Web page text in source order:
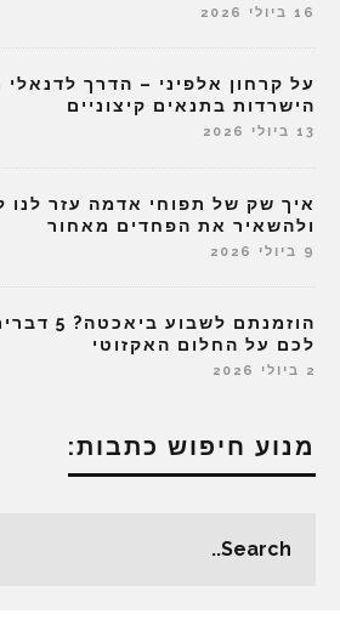
16 ביולי 2026
על קרחון אלפיני – הדרך לדנאלי
הישרדות בתנאים קיצוניים
13 ביולי 2026
איך שק של תפוחי אדמה עזר
ולהשאיר את הפחדים מאחור
9 ביולי 2026
הוזמנתם
לכם על החלום האקזוטי
2 ביולי 2026
מנוע חיפוש כתבות: